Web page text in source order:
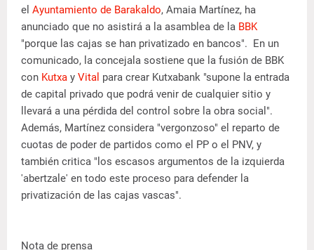
el Ayuntamiento de Barakaldo, Amaia Martínez, ha
anunciado que no asistirá a la asamblea de la BBK
"porque las cajas se han privatizado en bancos". En un
comunicado, la concejala sostiene que la fusión de BBK
con Kutxa y Vital para crear Kutxabank "supone la entrada
de capital privado que podrá venir de cualquier sitio y
llevará a una pérdida del control sobre la obra social".
Además, Martínez considera "vergonzoso" el reparto de
cuotas de poder de partidos como el PP o el PNV, y
también critica "los escasos argumentos de la izquierda
'abertzale' en todo este proceso para defender la
privatización de las cajas vascas".
Nota de prensa